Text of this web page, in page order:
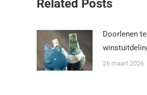
Related Posts
Doorlenen
26 maart 2026